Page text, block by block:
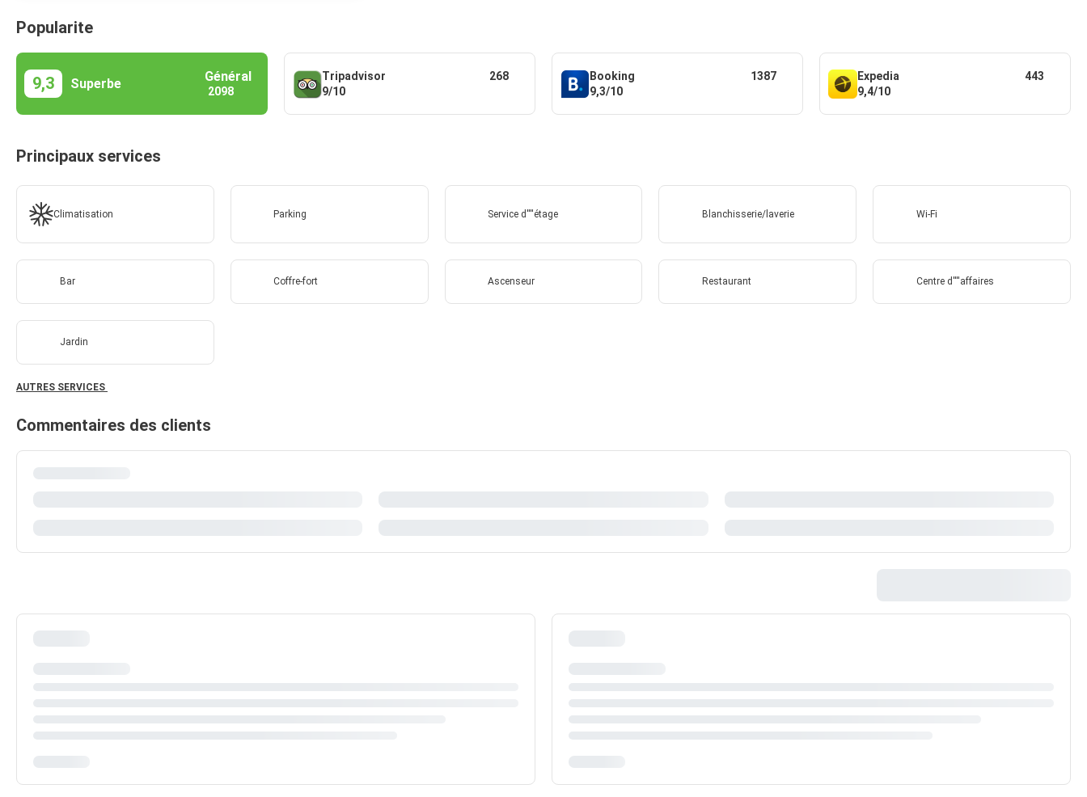
Popularite
9,3 Superbe Général
2098
Tripadvisor
9/10
268
Booking
9,3/10
1387
Expedia
9,4/10
443
Principaux services
Climatisation Parking Service d''''étage Blanchisserie/laverie Wi-Fi
Bar Coffre-fort Ascenseur Restaurant Centre d''''affaires
Jardin
AUTRES SERVICES
Commentaires des clients